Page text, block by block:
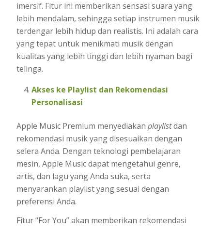
imersif. Fitur ini memberikan sensasi suara yang
lebih mendalam, sehingga setiap instrumen musik
terdengar lebih hidup dan realistis. Ini adalah cara
yang tepat untuk menikmati musik dengan
kualitas yang lebih tinggi dan lebih nyaman bagi
telinga.
Akses ke Playlist dan Rekomendasi
Personalisasi
Apple Music Premium menyediakan playlistdan
rekomendasi musik yang disesuaikan dengan
selera Anda. Dengan teknologi pembelajaran
mesin, Apple Music dapat mengetahui genre,
artis, dan lagu yang Anda suka, serta
menyarankan playlist yang sesuai dengan
preferensi Anda.
Fitur “For You” akan memberikan rekomendasi